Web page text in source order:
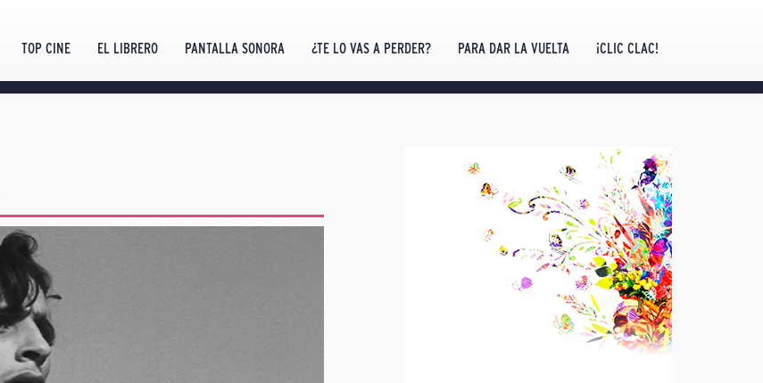
¡CLIC CLAC!
PARA DAR LA VUELTA
¿TE LO VAS A PERDER?
PANTALLA SONORA
EL LIBRERO
TOP CINE